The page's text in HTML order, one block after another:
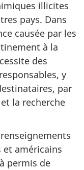
illicites
pays. Dans
causée par les
à la
des
y
par
la recherche
et américains
permis de